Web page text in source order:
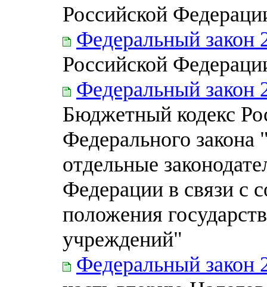
Российской
Федеральный закон
Российской
Федеральный закон
Бюджетный кодекс
Федерального
отдельные
Федерации в связи с
положения
учреждений"
Федеральный закон